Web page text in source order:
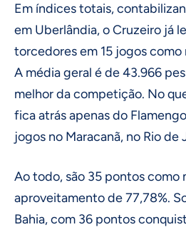
Em índices totais,
em Uberlândia, o Cruzeiro já
torcedores em 15 jogos como
A média geral é de 43.966
melhor da competição. No
fica atrás apenas do
jogos no Maracanã, no Rio de
Ao todo, são 35 pontos como
aproveitamento de 77,78%.
Bahia, com 36 pontos